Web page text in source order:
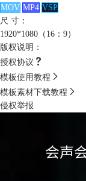
MOV MP4 VSP
尺 寸：
1920*1080（16：9）
版权说明：
授权协议
模板使用教程
模板素材下载教程
侵权举报